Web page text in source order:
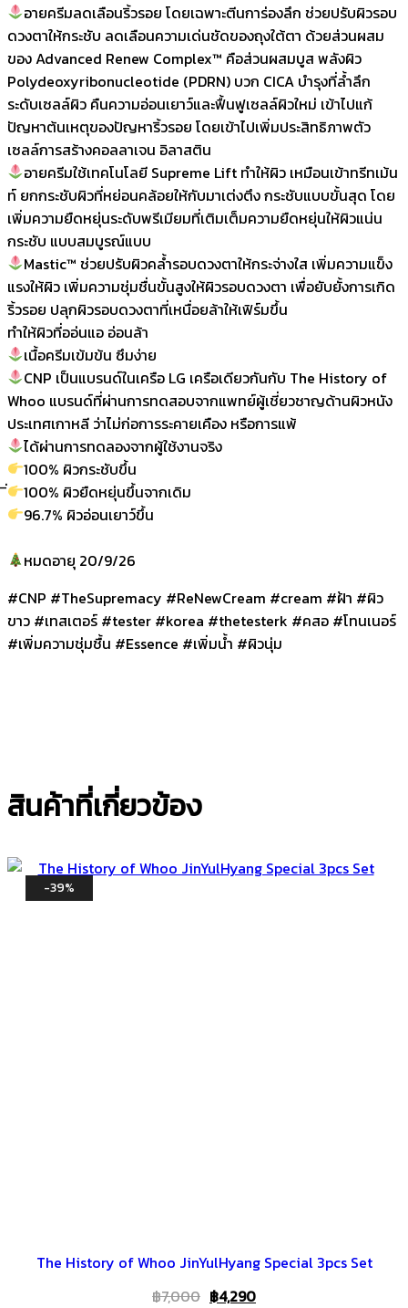
อายครีมลดเลือนริ้วรอย โดยเฉพาะตีนการ่องลึก ช่วยปรับผิวรอบ
ดวงตาให้กระชับ ลดเลือนความเด่นชัดของถุงใต้ตา ด้วยส่วนผสม
ของ Advanced Renew Complex™ คือส่วนผสมบูส พลังผิว
Polydeoxyribonucleotide (PDRN) บวก CICA บำรุงที่ล้ำลึก
ระดับเซลล์ผิว คืนความอ่อนเยาว์และฟื้นฟูเซลล์ผิวใหม่ เข้าไปแก้
ปัญหาต้นเหตุของปัญหาริ้วรอย โดยเข้าไปเพิ่มประสิทธิภาพตัว
เซลล์การสร้างคอลลาเจน อิลาสติน
อายครีมใช้เทคโนโลยี Supreme Lift ทำให้ผิว เหมือนเข้าทรีทเม้น
ท์ ยกกระชับผิวที่หย่อนคล้อยให้กับมาเต่งตึง กระชับแบบขั้นสุด โดย
เพิ่มความยืดหยุ่นระดับพรีเมียมที่เติมเต็มความยืดหยุ่นให้ผิวแน่น
กระชับ แบบสมบูรณ์แบบ
Mastic™ ช่วยปรับผิวคล้ำรอบดวงตาให้กระจ่างใส เพิ่มความแข็ง
แรงให้ผิว เพิ่มความชุ่มชื่นขั้นสูงให้ผิวรอบดวงตา เพื่อยับยั้งการเกิด
ริ้วรอย ปลุกผิวรอบดวงตาที่เหนื่อยล้าให้เฟิร์มขึ้น
ทำให้ผิวที่ออ่นแอ อ่อนล้า
เนื้อครีมเข้มข้น ซึมง่าย
CNP เป็นแบรนด์ในเครือ LG เครือเดียวกันกับ The History of
Whoo แบรนด์ที่ผ่านการทดสอบจากแพทย์ผู้เชี่ยวชาญด้านผิวหนัง
ประเทศเกาหลี ว่าไม่ก่อการระคายเคือง หรือการแพ้
ได้ผ่านการทดลองจากผู้ใช้งานจริง
100% ผิวกระชับขึ้น
100% ผิวยืดหยุ่นขึ้นจากเดิม
96.7% ผิวอ่อนเยาว์ขึ้น
หมดอายุ 20/9/26
#CNP #TheSupremacy #ReNewCream #cream #ฝ้า #ผิว
ขาว #เทสเตอร์ #tester #korea #thetesterk #คสอ #โทนเนอร์
#เพิ่มความชุ่มชื้น #Essence #เพิ่มน้ำ #ผิวนุ่ม
สินค้าที่เกี่ยวข้อง
-39%
The History of Whoo JinYulHyang Special 3pcs Set
฿7,000 Original
฿4,290Current